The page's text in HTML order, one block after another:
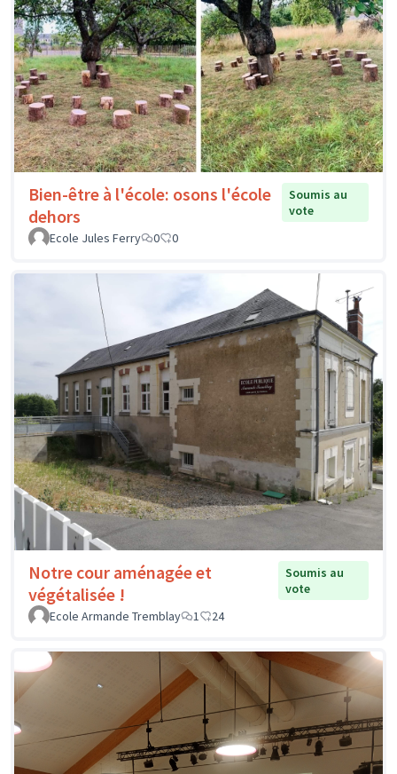
Bien-être à l'école: osons l'école
dehors
Soumis au
vote
Ecole Jules Ferry
0 0
Notre cour aménagée et
végétalisée !
Soumis au
vote
Ecole Armande Tremblay
1 24